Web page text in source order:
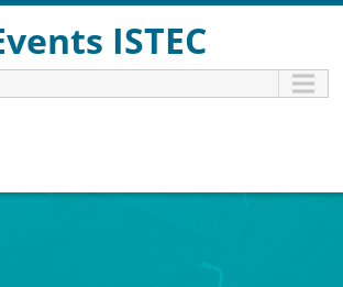
Events ISTEC